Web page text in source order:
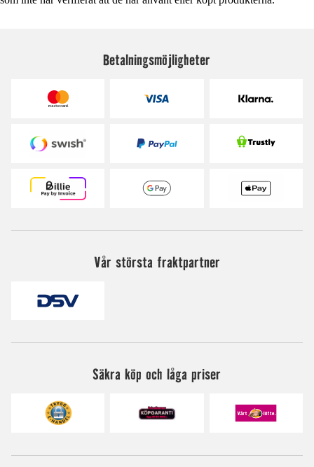
Betalningsmöjligheter
Vår största fraktpartner
Säkra köp och låga priser